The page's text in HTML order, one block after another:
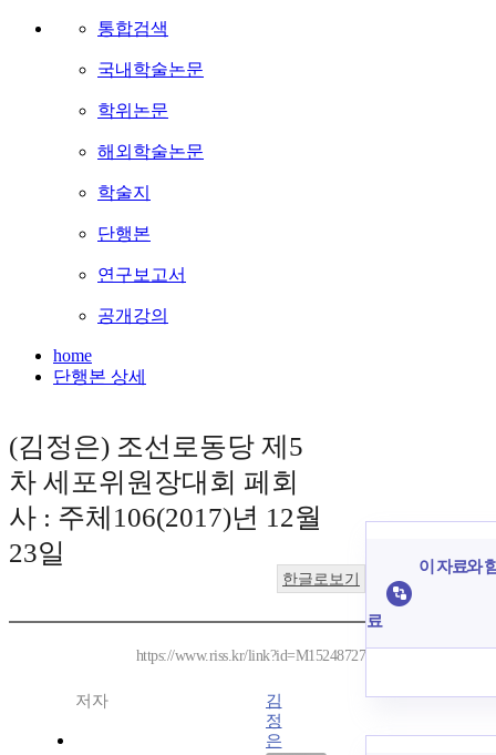
통합검색
국내학술논문
학위논문
해외학술논문
학술지
단행본
연구보고서
공개강의
home
단행본 상세
(김정은) 조선로동당 제5
차 세포위원장대회 페회
사 : 주체106(2017)년 12월
23일
한글로보기
https://www.riss.kr/link?id=M15248727
저자
김
정
은
이 자료와
료